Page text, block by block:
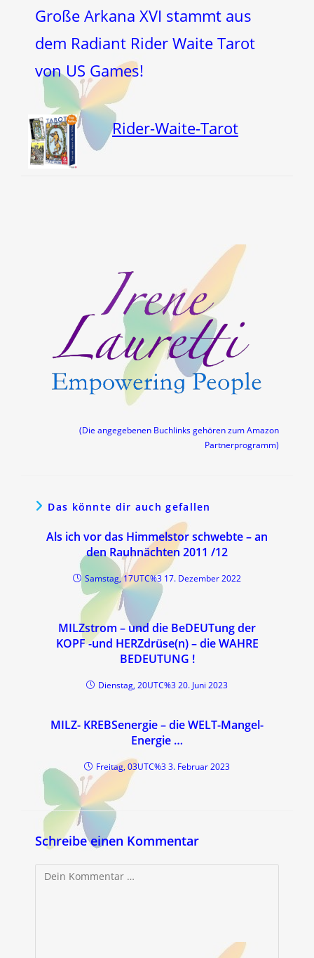
Große Arkana XVI stammt aus
dem Radiant Rider Waite Tarot
von US Games!
Rider-Waite-Tarot
(Die angegebenen Buchlinks gehören zum Amazon
Partnerprogramm)
Das könnte dir auch gefallen
Als ich vor das Himmelstor schwebte – an
den Rauhnächten 2011 /12
Samstag, 17UTC%3 17. Dezember 2022
MILZstrom – und die BeDEUTung der
KOPF -und HERZdrüse(n) – die WAHRE
BEDEUTUNG !
Dienstag, 20UTC%3 20. Juni 2023
MILZ- KREBSenergie – die WELT-Mangel-
Energie …
Freitag, 03UTC%3 3. Februar 2023
Schreibe einen Kommentar
Kommentar